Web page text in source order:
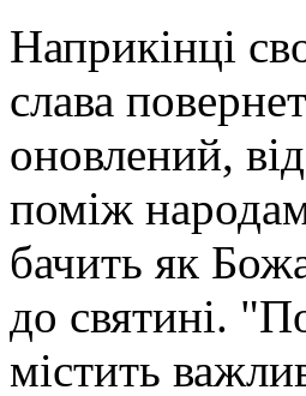
Наприкінці
слава
оновлений,
поміж
бачить як
до святині.
містить